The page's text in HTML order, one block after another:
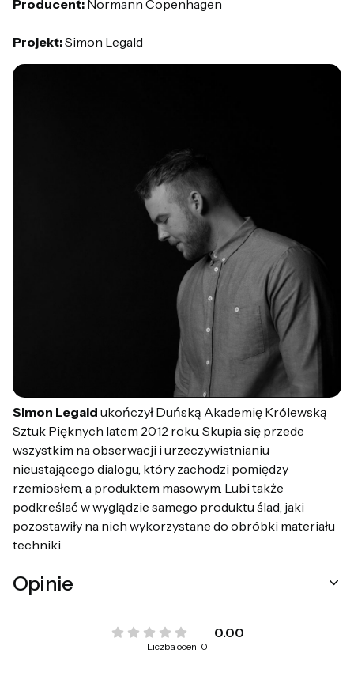
Producent: Normann Copenhagen
Projekt:Simon Legald
Simon Legald ukończył Duńską Akademię Królewską
Sztuk Pięknych latem 2012 roku. Skupia się przede
wszystkim na obserwacji i urzeczywistnianiu
nieustającego dialogu, który zachodzi pomiędzy
rzemiosłem, a produktem masowym. Lubi także
podkreślać w wyglądzie samego produktu ślad, jaki
pozostawiły na nich wykorzystane do obróbki materiału
techniki.
Opinie
0.00
Liczba ocen: 0